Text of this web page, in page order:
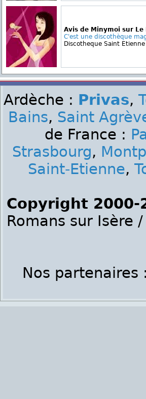
Avis de Minymoi sur Le
C'est une discothèque
Discotheque Saint
Ardèche : Privas,
Bains, Saint
de France :
Strasbourg,
Saint-Etienne,
Copyright 2000-
Romans sur Isère
Nos partenaires :